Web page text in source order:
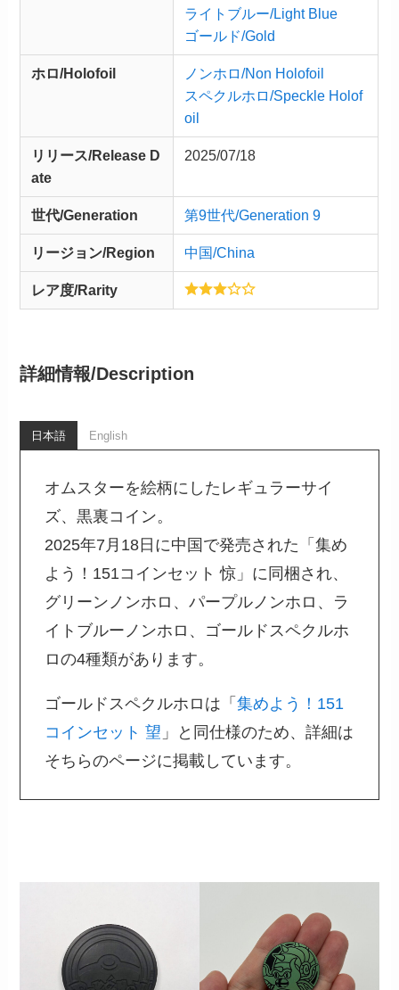
ライトブルー/Light Blue
ゴールド/Gold
ホロ/Holofoil
ノンホロ/Non Holofoil
スペクルホロ/Speckle Holof
oil
リリース/Release D
ate
2025/07/18
世代/Generation 第9世代/Generation 9
リージョン/Region 中国/China
レア度/Rarity
詳細情報/Description
日本語 English
オムスターを絵柄にしたレギュラーサイ
ズ、黒裏コイン。
2025年7月18日に中国で発売された「集め
よう！151コインセット 惊」に同梱され、
グリーンノンホロ、パープルノンホロ、ラ
イトブルーノンホロ、ゴールドスペクルホ
ロの4種類があります。
ゴールドスペクルホロは「集めよう！151
コインセット 望 」と同仕様のため、詳細は
そちらのページに掲載しています。